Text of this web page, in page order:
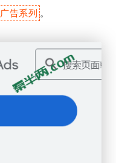
广告系列 。